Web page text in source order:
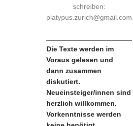
schreiben:
platypus.zurich@gmail.com
Die Texte werden im
Voraus gelesen und
dann zusammen
diskutiert.
Neueinsteiger/innen sind
herzlich willkommen.
Vorkenntnisse werden